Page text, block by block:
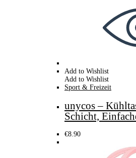
Add to Wishlist
Add to Wishlist
Sport & Freizeit
unycos –
Schicht,
€8.90